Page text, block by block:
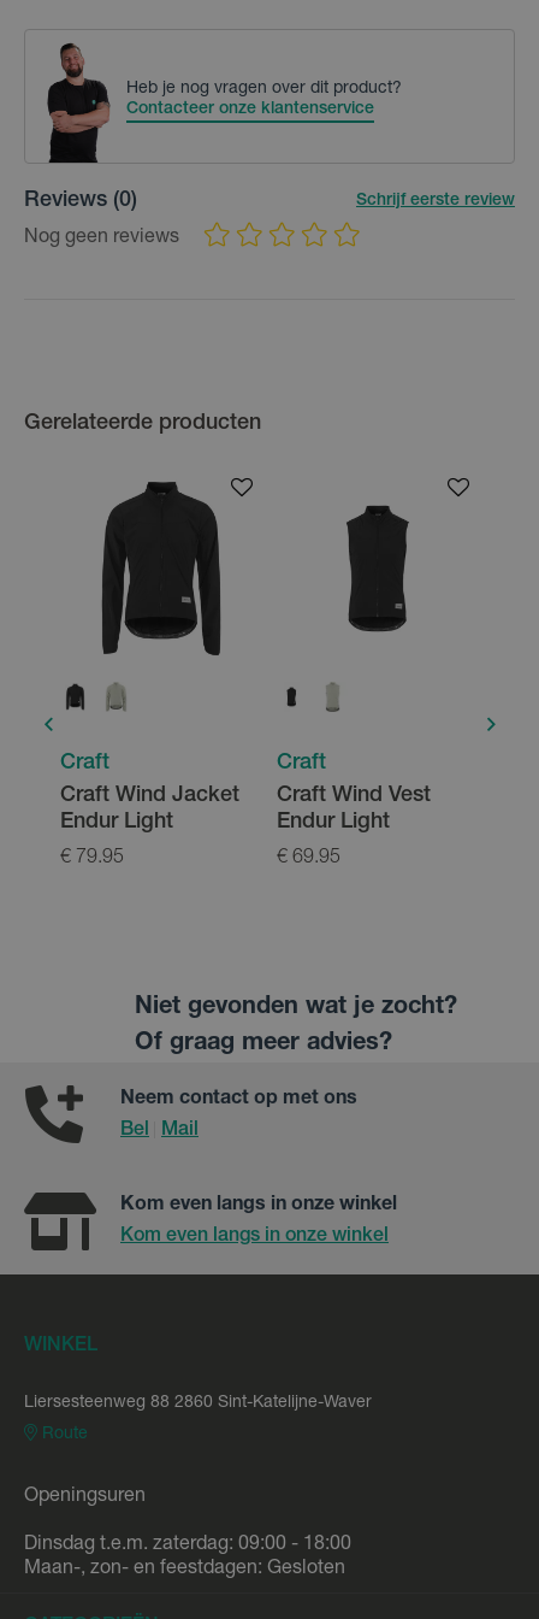
Heb je nog vragen over dit product?
Contacteer onze klantenservice
Reviews (0) Schrijf eerste review
Nog geen reviews
Gerelateerde producten
Craft
Craft Wind Jacket
Endur Light
€ 79.95
Craft
Craft Wind Vest
Endur Light
€ 69.95
Niet gevonden wat je zocht?
Of graag meer advies?
Neem contact op met ons
Bel
Mail
Kom even langs in onze winkel
Kom even langs in onze winkel
WINKEL
Liersesteenweg 88 2860 Sint-Katelijne-Waver
Route
Openingsuren
Dinsdag t.e.m. zaterdag: 09:00 - 18:00
Maan-, zon- en feestdagen: Gesloten